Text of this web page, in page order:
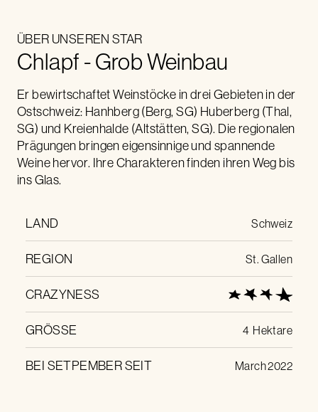
ÜBER UNSEREN STAR
Chlapf - Grob Weinbau
Er bewirtschaftet Weinstöcke in drei Gebieten in der
Ostschweiz: Hanhberg (Berg, SG) Huberberg (Thal,
SG) und Kreienhalde (Altstätten, SG). Die regionalen
Prägungen bringen eigensinnige und spannende
Weine hervor. Ihre Charakteren finden ihren Weg bis
ins Glas.
LAND Schweiz
REGION St. Gallen
CRAZYNESS
GRÖSSE 4 Hektare
BEI SETPEMBER SEIT March 2022